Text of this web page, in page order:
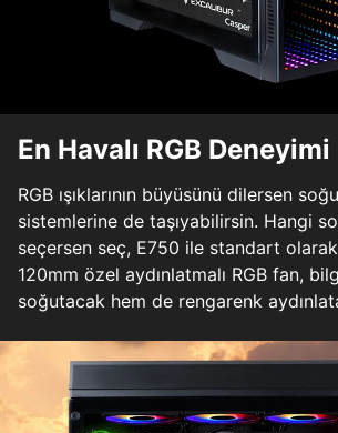
En Havalı RGB Deneyimi
RGB ışıklarının büyüsünü dilersen
sistemlerine de taşıyabilirsin. Hangi
seçersen seç, E750 ile standart
120mm özel aydınlatmalı RGB fan,
soğutacak hem de rengarenk